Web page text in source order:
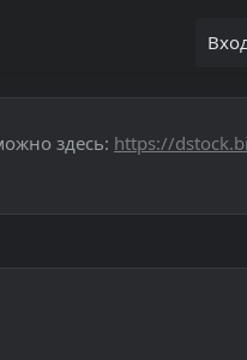
здесь: https://